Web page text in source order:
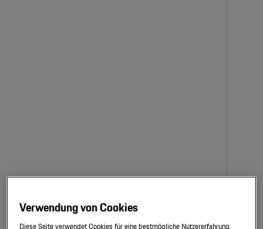
Verwendung von Cookies